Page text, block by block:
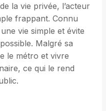
la vie privée, l’acteur
frappant. Connu
vie simple et évite
Malgré sa
le métro et vivre
ce qui le rend